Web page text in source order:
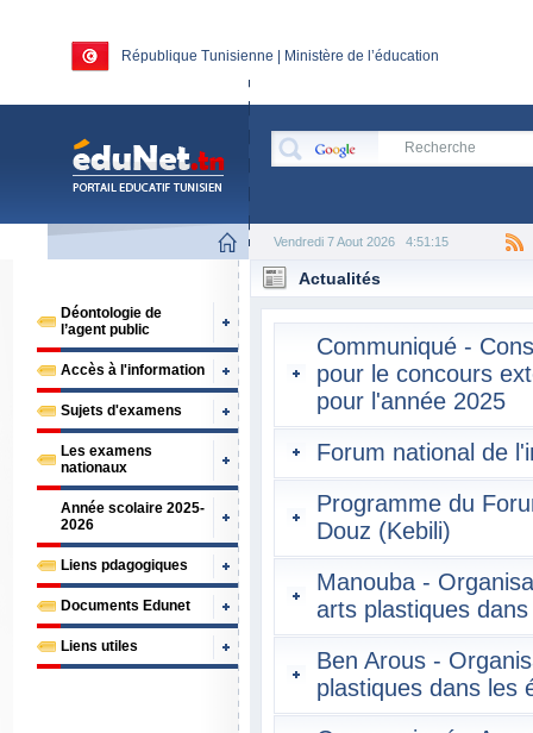
République Tunisienne | Ministère de l’éducation
Vendredi 7 Aout 2026 4:51:15
Déontologie de
l’agent public
Accès à l'information
Sujets d'examens
Les examens
nationaux
Année scolaire 2025-
2026
Liens pdagogiques
Documents Edunet
Liens utiles
Actualités
Communiqué -
pour le concours
pour l'année 2025
Forum national de
Programme du
Douz (Kebili)
Manouba -
arts plastiques
Ben Arous -
plastiques dans les